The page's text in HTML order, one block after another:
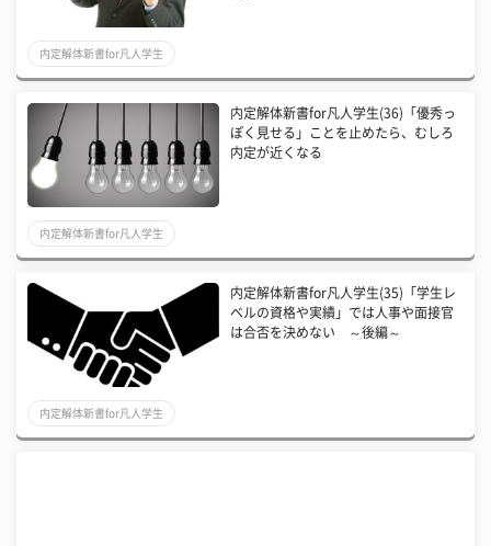
内定解体新書for凡人学生
内定解体新書for凡人学生(36)「優秀っ
ぽく見せる」ことを止めたら、むしろ
内定が近くなる
内定解体新書for凡人学生
内定解体新書for凡人学生(35)「学生レ
ベルの資格や実績」では人事や面接官
は合否を決めない ～後編～
内定解体新書for凡人学生